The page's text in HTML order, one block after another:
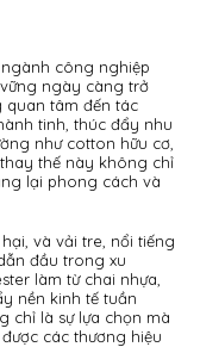
công nghiệp
ngày càng trở
quan tâm đến tác
tinh, thúc đẩy nhu
như cotton hữu cơ,
thế này không chỉ
lại phong cách và
và vải tre, nổi tiếng
đầu trong xu
làm từ chai nhựa,
nền kinh tế tuần
chỉ là sự lựa chọn mà
các thương hiệu